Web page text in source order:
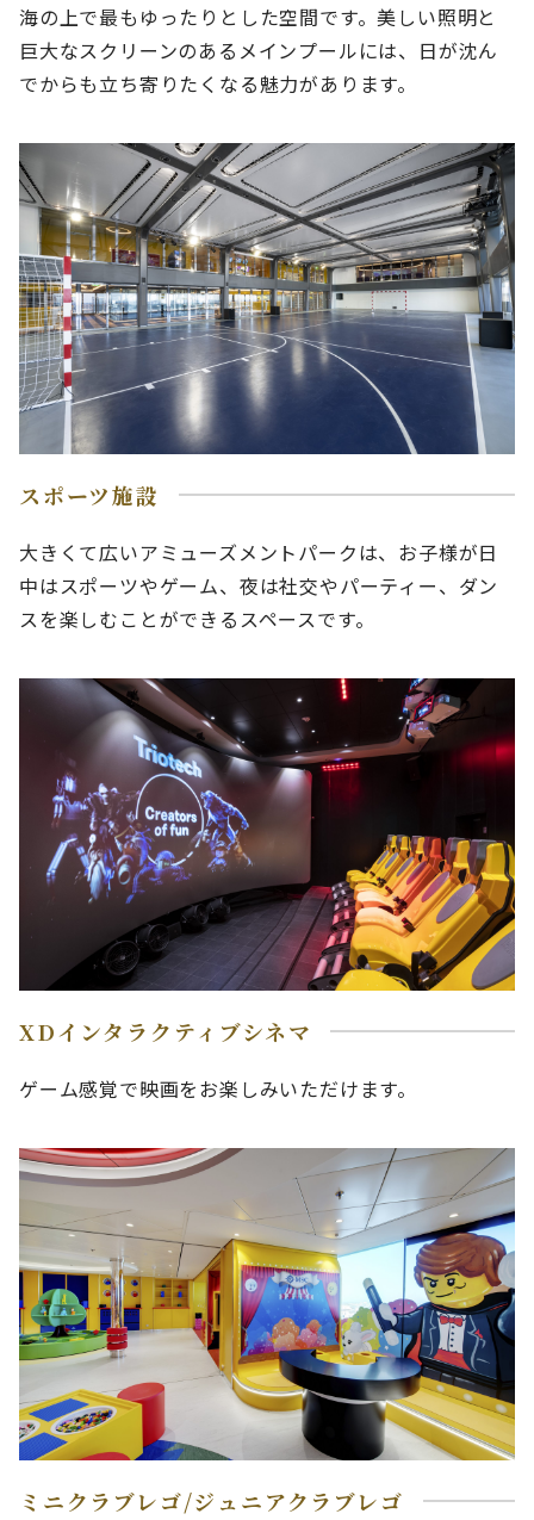
海の上で最もゆったりとした空間です。美しい照明と
巨大なスクリーンのあるメインプールには、日が沈ん
でからも立ち寄りたくなる魅力があります。
スポーツ施設
大きくて広いアミューズメントパークは、お子様が日
中はスポーツやゲーム、夜は社交やパーティー、ダン
スを楽しむことができるスペースです。
XDインタラクティブシネマ
ゲーム感覚で映画をお楽しみいただけます。
ミニクラブレゴ/ジュニアクラブレゴ